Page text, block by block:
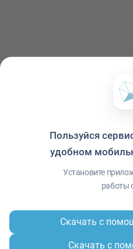
Политика конфиденциальности
© ООО
Пользуйся
удобном
Установите
работы
Скачать с
Скачать с